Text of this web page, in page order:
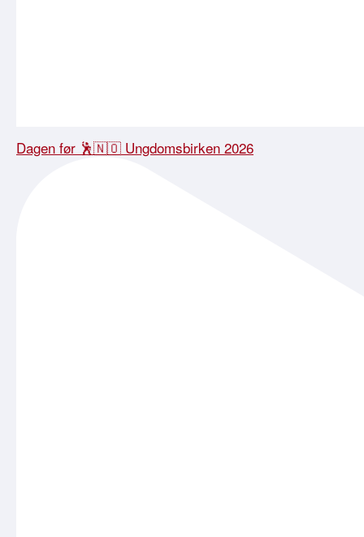
Dagen før 🕺🇳🇴 Ungdomsbirken 2026